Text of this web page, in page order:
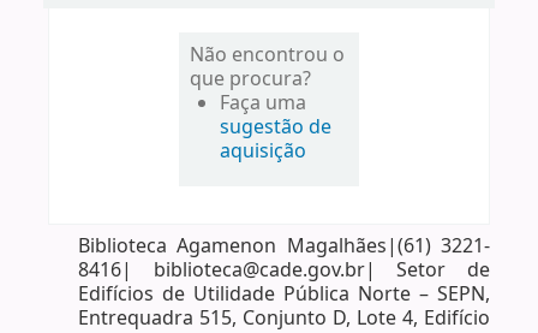
Não encontrou o
que procura?
Faça uma
sugestão de
aquisição
Biblioteca Agamenon Magalhães|(61) 3221-
8416| biblioteca@cade.gov.br| Setor de
Edifícios de Utilidade Pública Norte – SEPN,
Entrequadra 515, Conjunto D, Lote 4, Edifício